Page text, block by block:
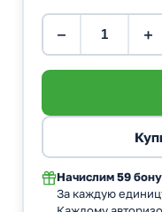
− +
Начислим 59
За каждую